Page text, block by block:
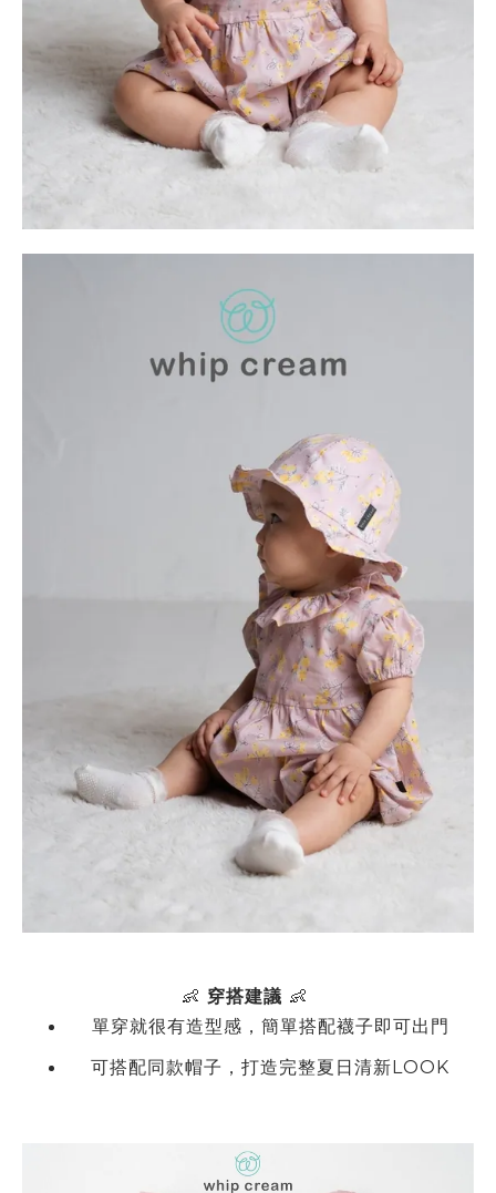
👶 穿搭建議 👶
單穿就很有造型感，簡單搭配襪子即可出門
可搭配同款帽子，打造完整夏日清新 LOOK